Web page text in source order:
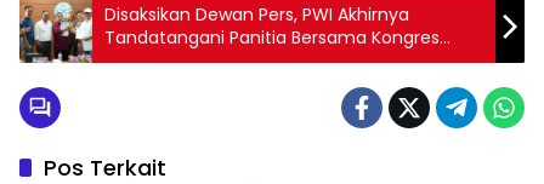
Disaksikan Dewan Pers, PWI Akhirnya
Tandatangani Panitia Bersama Kongres
Persatuan
Pos Terkait